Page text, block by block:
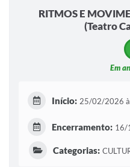
RITMOS E
(Teatro
Em
Início: 25/02/2026
Encerramento: 16/
Categorias: